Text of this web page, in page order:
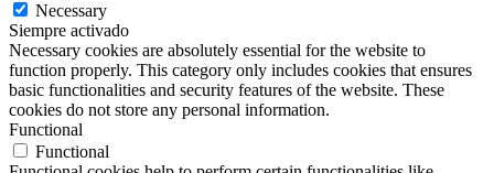
Necessary
Siempre activado
Necessary cookies are absolutely essential for the website to
function properly. This category only includes cookies that ensures
basic functionalities and security features of the website. These
cookies do not store any personal information.
Functional
Functional